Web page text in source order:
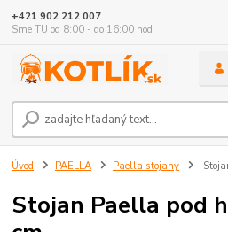
+421 902 212 007
Sme TU od 8:00 - do 16:00 hod
Úvod PAELLA Paella stojany
Stojan Paella pod